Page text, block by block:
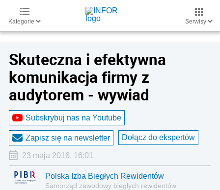
Kategorie Serwisy
Skuteczna i efektywna
komunikacja firmy z
audytorem - wywiad
Subskrybuj nas na Youtube
Zapisz się na newsletter Dołącz do ekspertów
23 maja 2016, 16:01
Polska Izba Biegłych Rewidentów
Samorząd zawodowy biegłych rewidentów